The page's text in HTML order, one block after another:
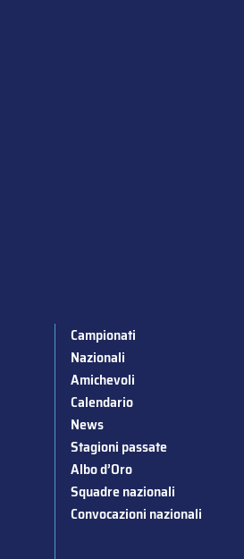
Campionati
Nazionali
Amichevoli
Calendario
News
Stagioni passate
Albo d’Oro
Squadre nazionali
Convocazioni nazionali